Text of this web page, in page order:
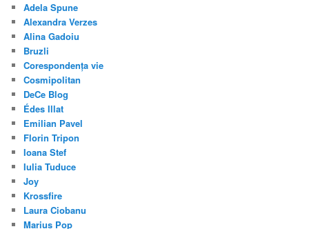
Adela Spune
Alexandra Verzes
Alina Gadoiu
Bruzli
Corespondența vie
Cosmipolitan
DeCe Blog
Édes Illat
Emilian Pavel
Florin Tripon
Ioana Stef
Iulia Tuduce
Joy
Krossfire
Laura Ciobanu
Marius Pop